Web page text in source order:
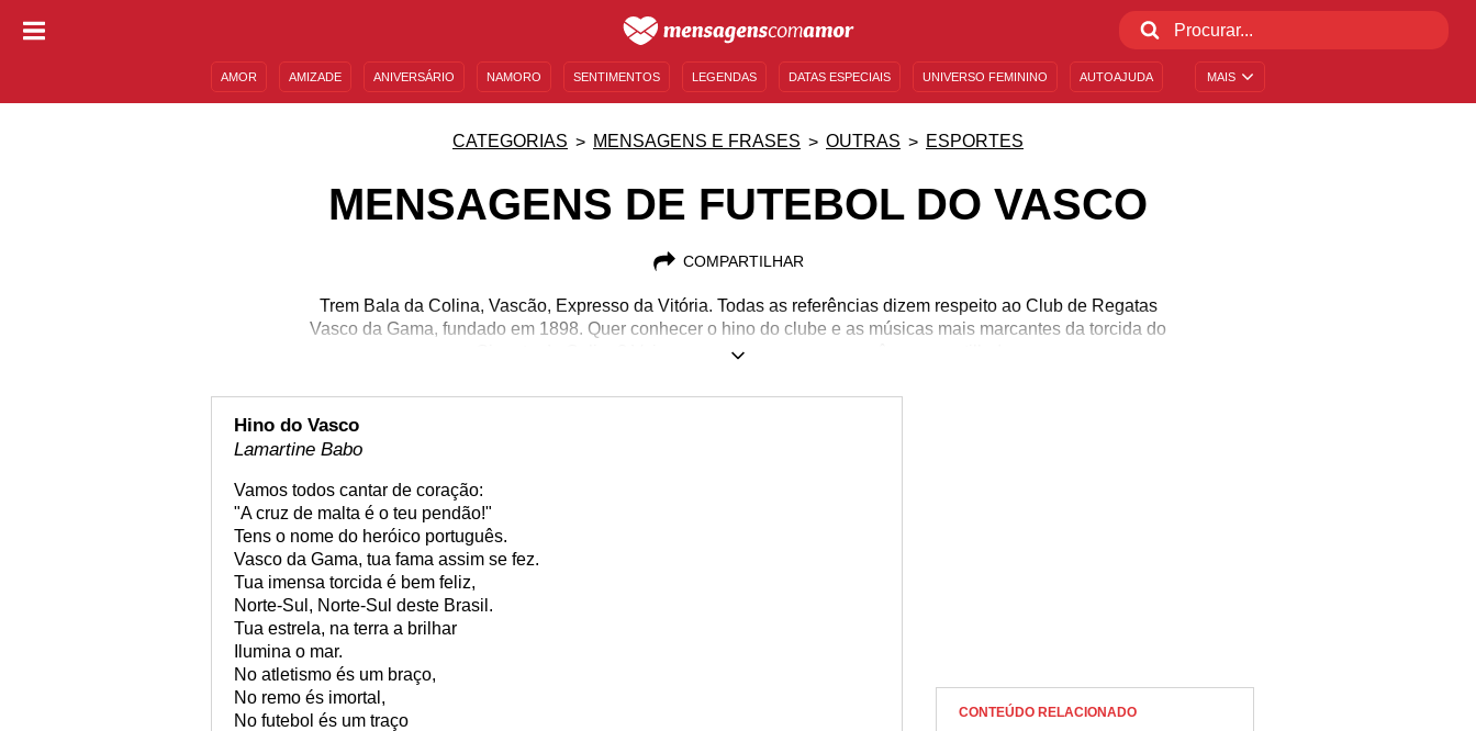
MAIS
AMOR AMIZADE ANIVERSÁRIO NAMORO SENTIMENTOS LEGENDAS DATAS ESPECIAIS UNIVERSO FEMININO AUTOAJUDA
CATEGORIAS MENSAGENS E FRASES OUTRAS ESPORTES
MENSAGENS DE FUTEBOL DO VASCO
COMPARTILHAR
Trem Bala da Colina, Vascão, Expresso da Vitória. Todas as referências dizem respeito ao Club de Regatas
Vasco da Gama, fundado em 1898. Quer conhecer o hino do clube e as músicas mais marcantes da torcida do
Gigante da Colina? Veja o que separamos para você e compartilhe!
Hino do Vasco
Lamartine Babo
Vamos todos cantar de coração:
"A cruz de malta é o teu pendão!"
Tens o nome do heróico português.
Vasco da Gama, tua fama assim se fez.
Tua imensa torcida é bem feliz,
Norte-Sul, Norte-Sul deste Brasil.
Tua estrela, na terra a brilhar
Ilumina o mar.
No atletismo és um braço,
No remo és imortal,
No futebol és um traço
CONTEÚDO RELACIONADO